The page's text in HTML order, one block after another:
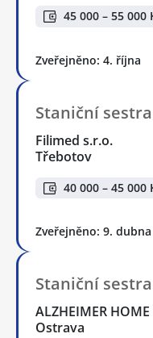
45 000 – 55 000
Zveřejněno: 4. října
Staniční sestra
Filimed s.r.o.
Třebotov
40 000 – 45 000
Zveřejněno: 9. dubna
Staniční sestra
ALZHEIMER
Ostrava